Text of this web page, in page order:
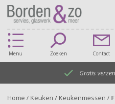
Menu Zoeken Contact
 Gratis
Home / Keuken / Keukenmessen /